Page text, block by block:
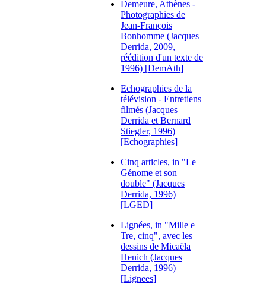
Demeure, Athènes -
Photographies de
Jean-François
Bonhomme (Jacques
Derrida, 2009,
réédition d'un texte de
1996) [DemAth]
Echographies de la
télévision - Entretiens
filmés (Jacques
Derrida et Bernard
Stiegler, 1996)
[Echographies]
Cinq articles, in "Le
Génome et son
double" (Jacques
Derrida, 1996)
[LGED]
Lignées, in "Mille e
Tre, cinq", avec les
dessins de Micaëla
Henich (Jacques
Derrida, 1996)
[Lignees]